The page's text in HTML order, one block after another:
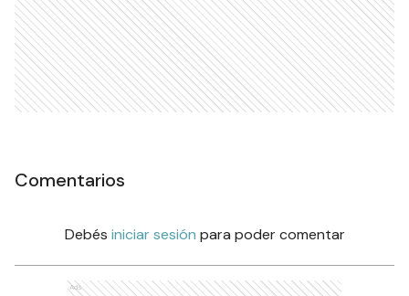
Comentarios
Debés iniciar sesión para poder comentar
Ads